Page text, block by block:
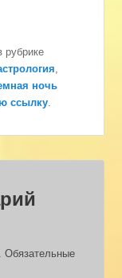
рубрике
,
ночь
ссылку.
Обязательные